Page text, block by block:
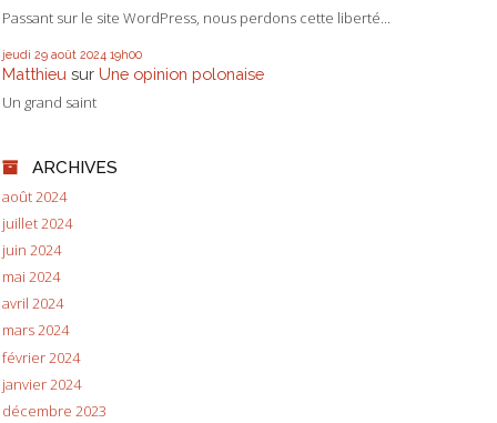
Passant sur le site WordPress, nous perdons cette liberté...
jeudi 29 août 2024 19h00
Matthieu sur Une opinion polonaise
Un grand saint
ARCHIVES
août 2024
juillet 2024
juin 2024
mai 2024
avril 2024
mars 2024
février 2024
janvier 2024
décembre 2023